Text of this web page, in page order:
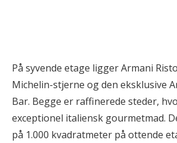
På syvende etage ligger Armani
Michelin-stjerne og den eksklusive
Bar. Begge er raffinerede steder,
exceptionel italiensk gourmetmad.
på 1.000 kvadratmeter på ottende